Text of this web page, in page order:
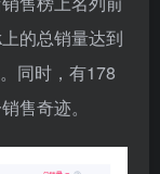
的总销量达到
同时，有178
售奇迹。